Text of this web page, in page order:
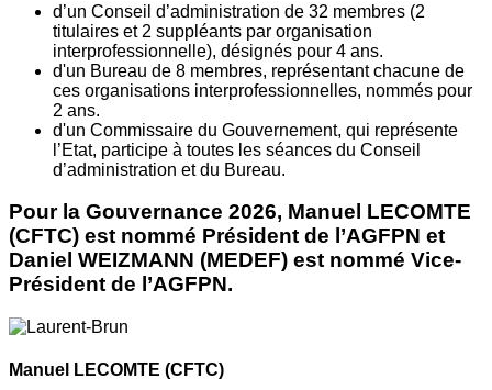
d’un Conseil d’administration de 32 membres (2
titulaires et 2 suppléants par organisation
interprofessionnelle), désignés pour 4 ans.
d'un Bureau de 8 membres, représentant chacune de
ces organisations interprofessionnelles, nommés pour
2 ans.
d'un Commissaire du Gouvernement, qui représente
l’Etat, participe à toutes les séances du Conseil
d’administration et du Bureau.
Pour la Gouvernance 2026, Manuel LECOMTE
(CFTC) est nommé Président de l’AGFPN et
Daniel WEIZMANN (MEDEF) est nommé Vice-
Président de l’AGFPN.
Manuel LECOMTE (CFTC)